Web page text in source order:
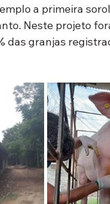
a primeira
Neste projeto
das granjas